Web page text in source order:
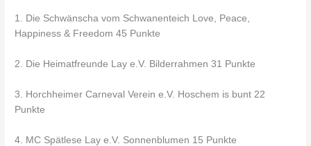
1. Die Schwänscha vom Schwanenteich Love, Peace,
Happiness & Freedom 45 Punkte
2. Die Heimatfreunde Lay e.V. Bilderrahmen 31 Punkte
3. Horchheimer Carneval Verein e.V. Hoschem is bunt 22
Punkte
4. MC Spätlese Lay e.V. Sonnenblumen 15 Punkte